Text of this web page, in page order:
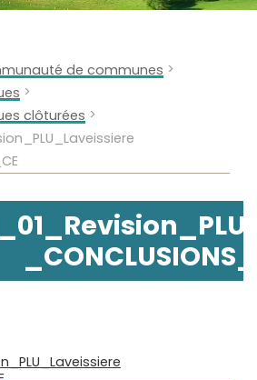
de communes >
>
clôturées >